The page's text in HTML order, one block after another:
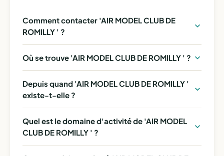
Comment contacter 'AIR MODEL CLUB DE
ROMILLY ' ?
Où se trouve 'AIR MODEL CLUB DE ROMILLY ' ?
Depuis quand 'AIR MODEL CLUB DE ROMILLY '
existe-t-elle ?
Quel est le domaine d'activité de 'AIR MODEL
CLUB DE ROMILLY ' ?